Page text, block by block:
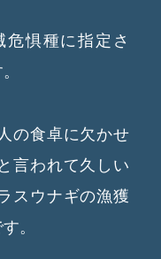
惧種に指定さ
の食卓に欠かせ
言われて久しい
スウナギの漁獲
。